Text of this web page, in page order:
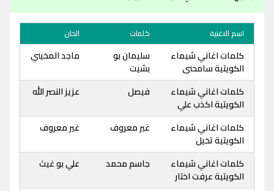
اسم الاغنية كلمات الحان
كلمات اغاني شيماء
الكويتية سامحنى
سليمان بو
بشيت
ماجد المخيني
كلمات اغاني شيماء
الكويتية اكذب علي
فيصل عزيز النصر الله
كلمات اغاني شيماء
الكويتية تخيل
غير معروف غير معروف
كلمات اغاني شيماء
الكويتية عرفت اختار
جاسم محمد علي بو غيث